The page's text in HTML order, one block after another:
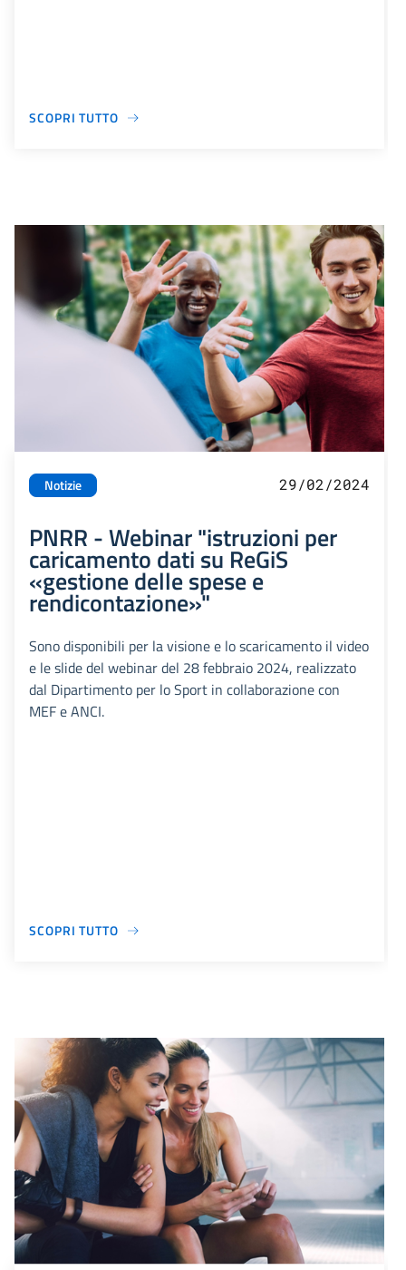
SCOPRI TUTTO
Notizie 29/02/2024
PNRR - Webinar "istruzioni per
caricamento dati su ReGiS
«gestione delle spese e
rendicontazione»"
Sono disponibili per la visione e lo scaricamento il video
e le slide del webinar del 28 febbraio 2024, realizzato
dal Dipartimento per lo Sport in collaborazione con
MEF e ANCI.
SCOPRI TUTTO